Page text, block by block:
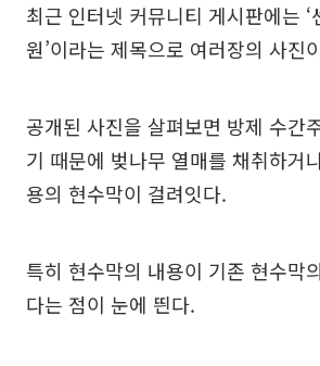
최근 인터넷 커뮤니티 게시판에는 ‘
원’이라는 제목으로 여러장의 사진
공개된 사진을 살펴보면 방제 수간
기 때문에 벚나무 열매를 채취하거
용의 현수막이 걸려잇다.
특히 현수막의 내용이 기존 현수막
다는 점이 눈에 띈다.